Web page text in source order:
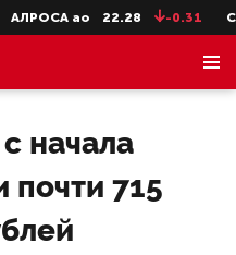
ао 22.28 -0.31
начала
почти 715